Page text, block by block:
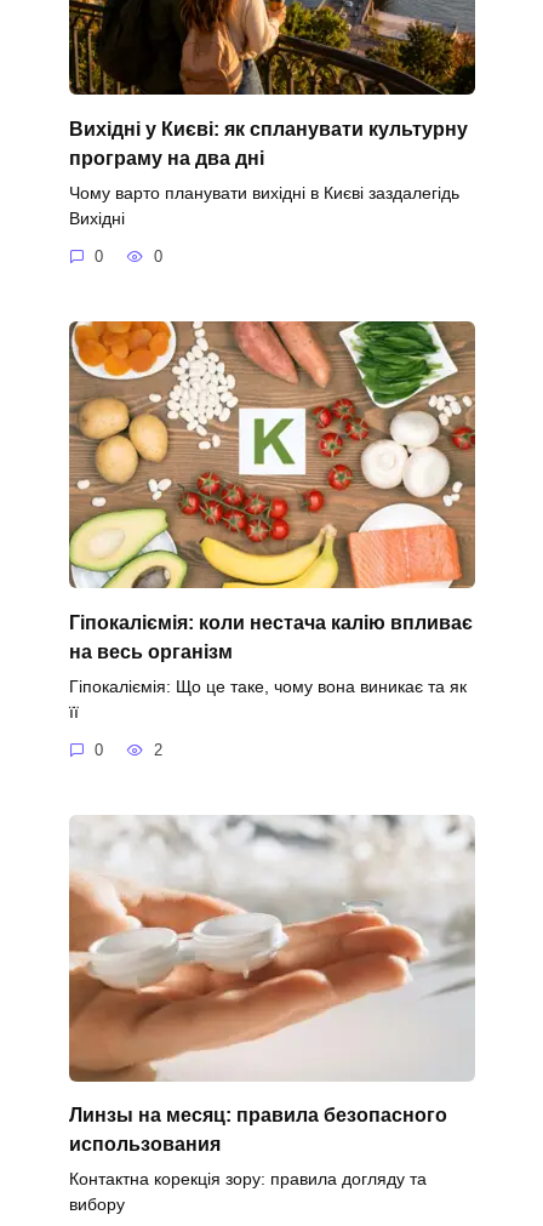
Вихідні у Києві: як спланувати культурну
програму на два дні
Чому варто планувати вихідні в Києві заздалегідь
Вихідні
0 0
Гіпокаліємія: коли нестача калію впливає
на весь організм
Гіпокаліємія: Що це таке, чому вона виникає та як
її
0 2
Линзы на месяц: правила безопасного
использования
Контактна корекція зору: правила догляду та
вибору